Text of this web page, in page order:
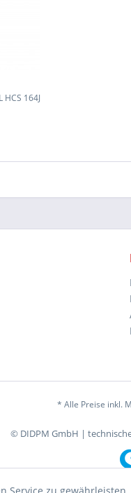
HCS 164J
* Alle Preise inkl.
© DIDPM GmbH |